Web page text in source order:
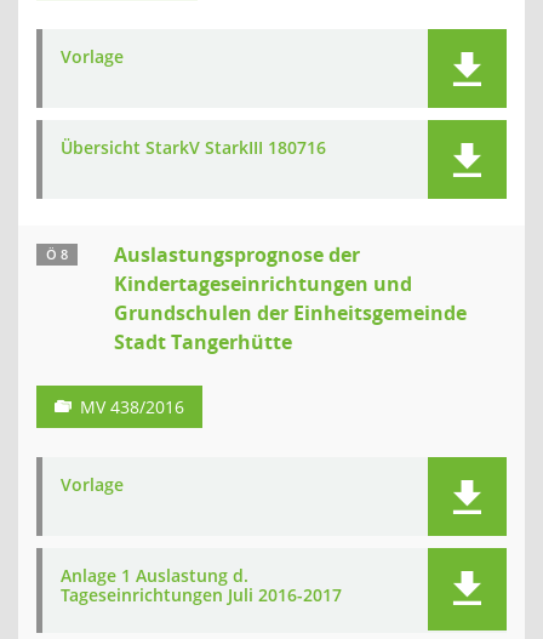
Vorlage
Übersicht StarkV StarkIII 180716
Ö 8
Auslastungsprognose der
Kindertageseinrichtungen und
Grundschulen der Einheitsgemeinde
Stadt Tangerhütte
MV 438/2016
Vorlage
Anlage 1 Auslastung d.
Tageseinrichtungen Juli 2016-2017